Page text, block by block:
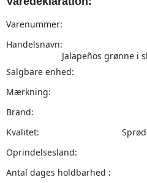
Varenummer:
Handelsnavn:
Jalapeños grønne i
Salgbare enhed:
Mærkning:
Brand:
Kvalitet:
Oprindelsesland:
Antal dages holdbarhed :